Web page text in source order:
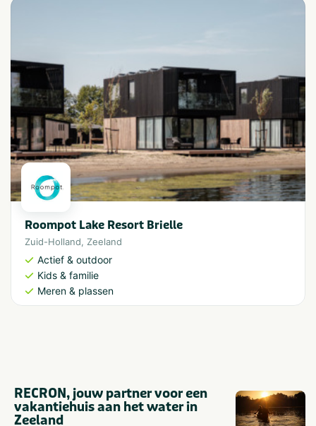
Roompot Lake Resort Brielle
Zuid-Holland, Zeeland
Actief & outdoor
Kids & familie
Meren & plassen
RECRON, jouw partner voor een
vakantiehuis aan het water in
Zeeland